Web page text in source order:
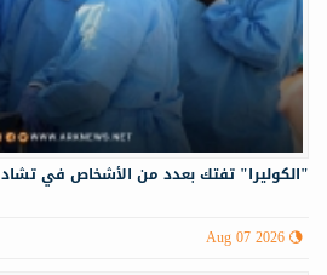
"الكوليرا" تفتك بعدد من الأشخاص في تشاد
Aug 07 2026